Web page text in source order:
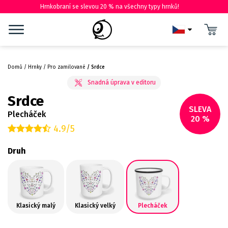
Hrnkobraní se slevou 20 % na všechny typy hrnků!
Domů Hrnky Pro zamilované Srdce
SLEVA
20 %
Srdce
Plecháček
4.9/5
Druh
Klasický malý Klasický velký Plecháček